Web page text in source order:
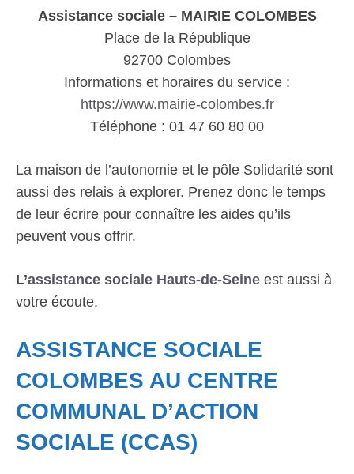
Assistance sociale – MAIRIE COLOMBES
Place de la République
92700 Colombes
Informations et horaires du service :
https://www.mairie-colombes.fr
Téléphone : 01 47 60 80 00
La maison de l’autonomie et le pôle Solidarité sont
aussi des relais à explorer. Prenez donc le temps
de leur écrire pour connaître les aides qu’ils
peuvent vous offrir.
L’assistance sociale Hauts-de-Seine est aussi à
votre écoute.
ASSISTANCE SOCIALE
COLOMBES AU CENTRE
COMMUNAL D’ACTION
SOCIALE (CCAS)